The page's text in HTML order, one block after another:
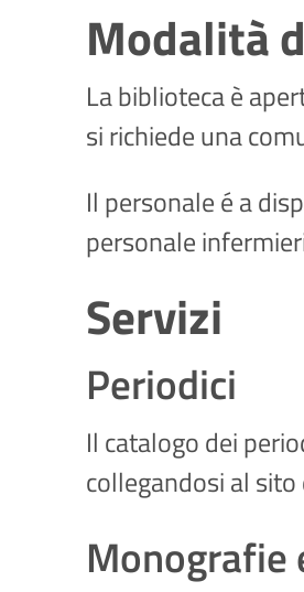
Modalità
La biblioteca è
si richiede una
Il personale é a
personale
Servizi
Periodici
Il catalogo dei
collegandosi al sito